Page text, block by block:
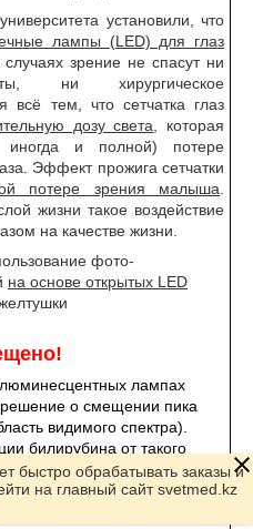
установили, что
лампы (LED) для глаз
случаях зрение не спасут ни
ни хирургическое
всё тем, что сетчатка глаз
дозу света , которая
и полной) потере
Эффект прожига сетчатки
потере зрения малыша
жизни такое воздействие
на качестве жизни.
фото-
на основе открытых LED
лампах
о смещении пика
видимого спектра).
билирубина от такого
Зато лампа стала
лампы приобрела
быстро обрабатывать заказы и
на главный сайт svetmed.kz